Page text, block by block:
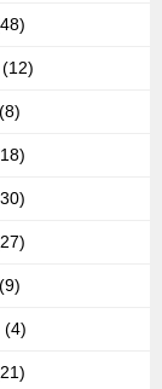
(4)